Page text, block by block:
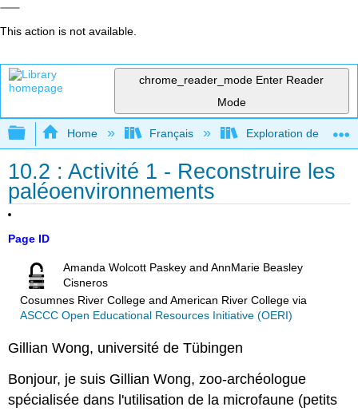
This action is not available.
chrome_reader_mode Enter Reader
Mode
Expand/collapse global hierarchy
Home Français Exploration de
10.2 : Activité 1 - Reconstruire les
paléoenvironnements
Page ID
Amanda Wolcott Paskey and AnnMarie Beasley
Cisneros
Cosumnes River College and American River Collegevia
ASCCC Open Educational Resources Initiative (OERI)
Gillian Wong, université de Tübingen
Bonjour, je suis Gillian Wong, zoo-archéologue
spécialisée dans l'utilisation de la microfaune (petits